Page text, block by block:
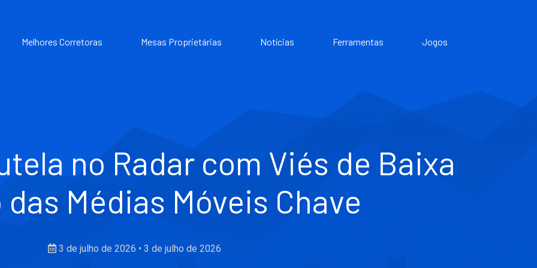
Melhores Corretoras Mesas Proprietárias Notícias Ferramentas Jogos
no Radar com Viés de Baixa
Médias Móveis Chave
3 de julho de 2026 • 3 de julho de 2026